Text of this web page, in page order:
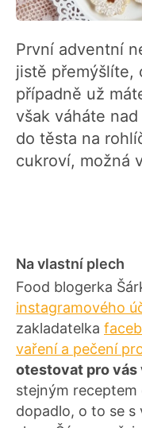
První adventní
jistě přemýšlíte,
případně už
však váháte
do těsta na
cukroví, možná
Na vlastní plech
Food blogerka
instagramového
zakladatelka
vaření a pečení
otestovat pro
stejným
dopadlo, o to se s